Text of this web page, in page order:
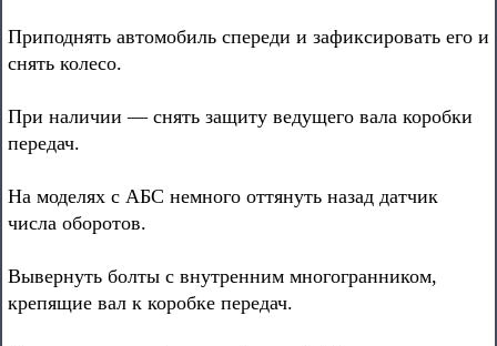
Приподнять автомобиль спереди и зафиксировать его и
снять колесо.
При наличии — снять защиту ведущего вала коробки
передач.
На моделях с АБС немного оттянуть назад датчик
числа оборотов.
Вывернуть болты с внутренним многогранником,
крепящие вал к коробке передач.